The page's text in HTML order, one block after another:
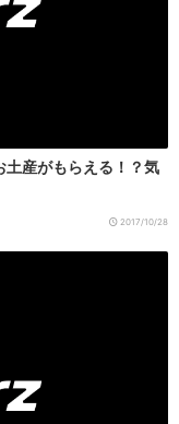
土産がもらえる！？気
2017/10/28